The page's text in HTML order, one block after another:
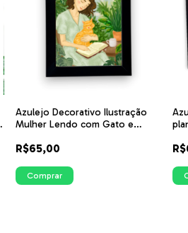
Azulejo Decorativo Ilustração
Mulher Lendo com Gato e
R$65,00
Comprar